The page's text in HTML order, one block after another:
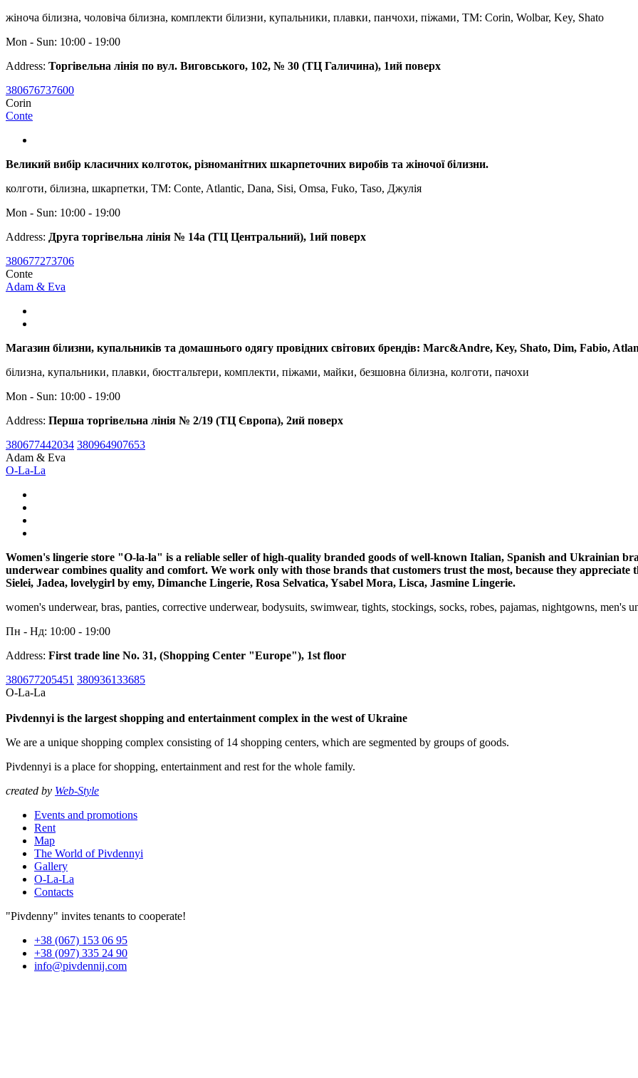
жіноча білизна, чоловіча білизна, комплекти білизни, купальники, плавки, панчохи, піжами, ТМ: Corin, Wolbar, Key, Shato
Mon - Sun: 10:00 - 19:00
Address: Торгівельна лінія по вул. Виговського, 102, № 30 (ТЦ Галичина), 1ий поверх
380676737600
Corin
Conte
Великий вибір класичних колготок, різноманітних шкарпеточних виробів та жіночої білизни.
колготи, білизна, шкарпетки, ТМ: Conte, Atlantic, Dana, Sisi, Omsa, Fuko, Taso, Джулія
Mon - Sun: 10:00 - 19:00
Address: Друга торгівельна лінія № 14а (ТЦ Центральний), 1ий поверх
380677273706
Conte
Adam & Eva
Магазин білизни, купальників та домашнього одягу провідних світових брендів: Marc&Andre, Key, Shato, Dim, Fabio,
білизна, купальники, плавки, бюстгальтери, комплекти, піжами, майки, безшовна білизна, колготи, пачохи
Mon - Sun: 10:00 - 19:00
Address: Перша торгівельна лінія № 2/19 (ТЦ Європа), 2ий поверх
380677442034 380964907653
Adam & Eva
O-La-La
Women's lingerie store "O-la-la" is a reliable seller of high-quality branded goods of well-known Italian, Spanish and Ukrainian
underwear combines quality and comfort. We work only with those brands that customers trust the most, because they
Sielei, Jadea, lovelygirl by emy, Dimanche Lingerie, Rosa Selvatica, Ysabel Mora, Lisca, Jasmine Lingerie.
women's underwear, bras, panties, corrective underwear, bodysuits, swimwear, tights, stockings, socks, robes, pajamas, nightgowns, men's
Пн - Нд: 10:00 - 19:00
Address: First trade line No. 31, (Shopping Center "Europe"), 1st floor
380677205451 380936133685
O-La-La
Pivdennyi is the largest shopping and entertainment complex in the west of Ukraine
We are a unique shopping complex consisting of 14 shopping centers, which are segmented by groups of goods.
Pivdennyi is a place for shopping, entertainment and rest for the whole family.
created by Web-Style
Events and promotions
Rent
Map
The World of Pivdennyi
Gallery
O-La-La
Contacts
"Pivdenny" invites tenants to cooperate!
+38 (067) 153 06 95
+38 (097) 335 24 90
info@pivdennij.com